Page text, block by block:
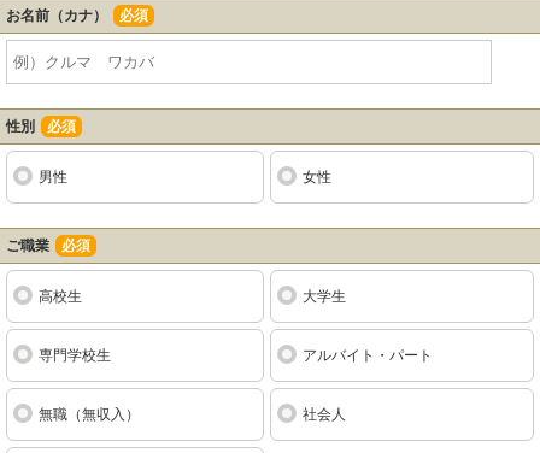
お名前（カナ） 必須
性別 必須
男性 女性
ご職業 必須
高校生 大学生
専門学校生 アルバイト・パート
無職（無収入） 社会人